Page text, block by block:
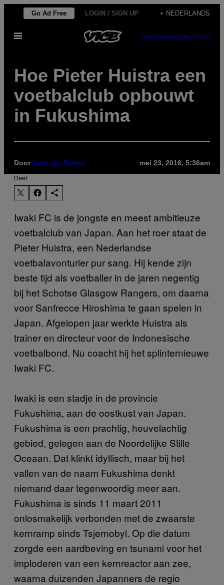
de
Go Ad Free LOGIN / SIGN UP + NEDERLANDS
Open
SUBSCRIBENEWSLETTER
Hoe Pieter Huistra een
voetbalclub opbouwt
in Fukushima
DoorSam van Raalte mei 23, 2016, 5:36am
Deel:
Iwaki FC is de jongste en meest ambitieuze
voetbalclub van Japan. Aan het roer staat de
Pieter Huistra, een Nederlandse
voetbalavonturier pur sang. Hij kende zijn
beste tijd als voetballer in de jaren negentig
bij het Schotse Glasgow Rangers, om daarna
voor Sanfrecce Hiroshima te gaan spelen in
Japan. Afgelopen jaar werkte Huistra als
trainer en directeur voor de Indonesische
voetbalbond. Nu coacht hij het splinternieuwe
Iwaki FC.
Iwaki is een stadje in de provincie
Fukushima, aan de oostkust van Japan.
Fukushima is een prachtig, heuvelachtig
gebied, gelegen aan de Noordelijke Stille
Oceaan. Dat klinkt idyllisch, maar bij het
vallen van de naam Fukushima denkt
niemand daar tegenwoordig meer aan.
Fukushima is sinds 11 maart 2011
onlosmakelijk verbonden met de zwaarste
kernramp sinds Tsjernobyl. Op die datum
zorgde een aardbeving en tsunami voor het
imploderen van een kernreactor aan zee,
waarna duizenden Japanners de regio